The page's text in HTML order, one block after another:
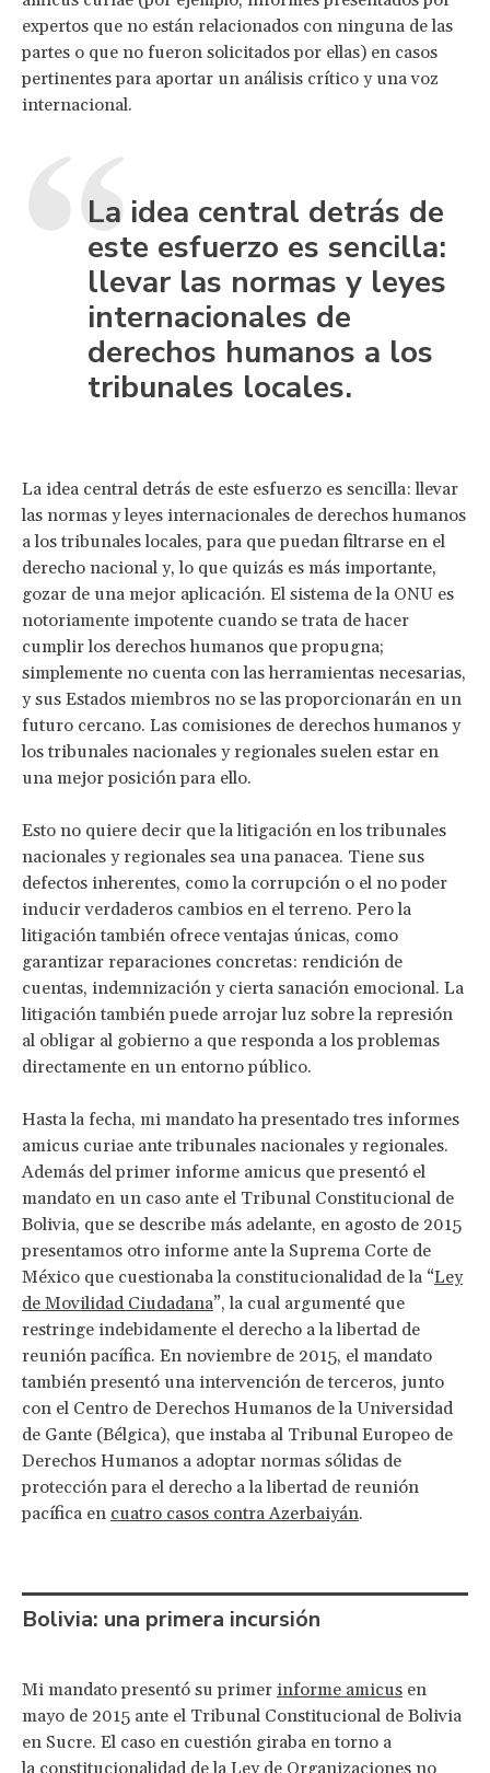
expertos que no están relacionados con ninguna de las
partes o que no fueron solicitados por ellas) en casos
pertinentes para aportar un análisis crítico y una voz
internacional.
La idea central detrás de
este esfuerzo es sencilla:
llevar las normas y leyes
internacionales de
derechos humanos a los
tribunales locales.
La idea central detrás de este esfuerzo es sencilla: llevar
las normas y leyes internacionales de derechos humanos
a los tribunales locales, para que puedan filtrarse en el
derecho nacional y, lo que quizás es más importante,
gozar de una mejor aplicación. El sistema de la ONU es
notoriamente impotente cuando se trata de hacer
cumplir los derechos humanos que propugna;
simplemente no cuenta con las herramientas necesarias,
y sus Estados miembros no se las proporcionarán en un
futuro cercano. Las comisiones de derechos humanos y
los tribunales nacionales y regionales suelen estar en
una mejor posición para ello.
Esto no quiere decir que la litigación en los tribunales
nacionales y regionales sea una panacea. Tiene sus
defectos inherentes, como la corrupción o el no poder
inducir verdaderos cambios en el terreno. Pero la
litigación también ofrece ventajas únicas, como
garantizar reparaciones concretas: rendición de
cuentas, indemnización y cierta sanación emocional. La
litigación también puede arrojar luz sobre la represión
al obligar al gobierno a que responda a los problemas
directamente en un entorno público.
Hasta la fecha, mi mandato ha presentado tres informes
amicus curiae ante tribunales nacionales y regionales.
Además del primer informe amicus que presentó el
mandato en un caso ante el Tribunal Constitucional de
Bolivia, que se describe más adelante, en agosto de 2015
presentamos otro informe ante la Suprema Corte de
México que cuestionaba la constitucionalidad de la “Ley
de Movilidad Ciudadana”, la cual argumenté que
restringe indebidamente el derecho a la libertad de
reunión pacífica. En noviembre de 2015, el mandato
también presentó una intervención de terceros, junto
con el Centro de Derechos Humanos de la Universidad
de Gante (Bélgica), que instaba al Tribunal Europeo de
Derechos Humanos a adoptar normas sólidas de
protección para el derecho a la libertad de reunión
pacífica en cuatro casos contra Azerbaiyán.
Bolivia: una primera incursión
Mi mandato presentó su primer informe amicus en
mayo de 2015 ante el Tribunal Constitucional de Bolivia
en Sucre. El caso en cuestión giraba en torno a
la constitucionalidad de la Ley de Organizaciones no